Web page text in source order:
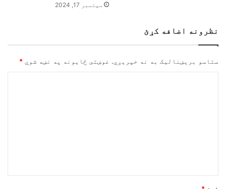
سپتمبر 17, 2024
نظرونه اضافه کړئ
ستاسو برېښناليک به نه خپريږي. غوښتى ځایونه په نښه شوي *